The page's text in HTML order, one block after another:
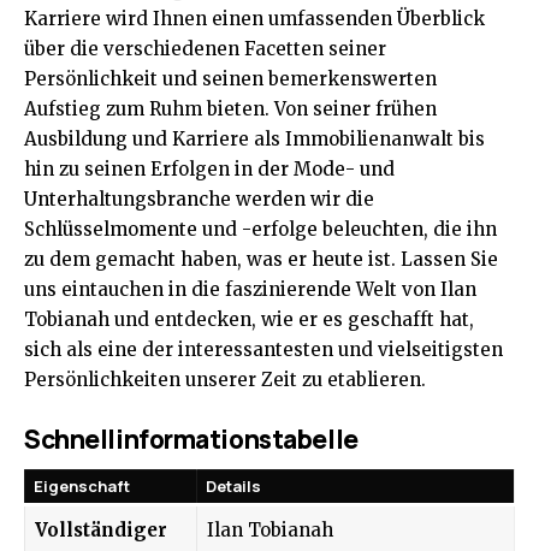
Karriere wird Ihnen einen umfassenden Überblick
über die verschiedenen Facetten seiner
Persönlichkeit und seinen bemerkenswerten
Aufstieg zum Ruhm bieten. Von seiner frühen
Ausbildung und Karriere als Immobilienanwalt bis
hin zu seinen Erfolgen in der Mode- und
Unterhaltungsbranche werden wir die
Schlüsselmomente und -erfolge beleuchten, die ihn
zu dem gemacht haben, was er heute ist. Lassen Sie
uns eintauchen in die faszinierende Welt von Ilan
Tobianah und entdecken, wie er es geschafft hat,
sich als eine der interessantesten und vielseitigsten
Persönlichkeiten unserer Zeit zu etablieren.
Schnellinformationstabelle
Eigenschaft Details
Vollständiger
Ilan Tobianah